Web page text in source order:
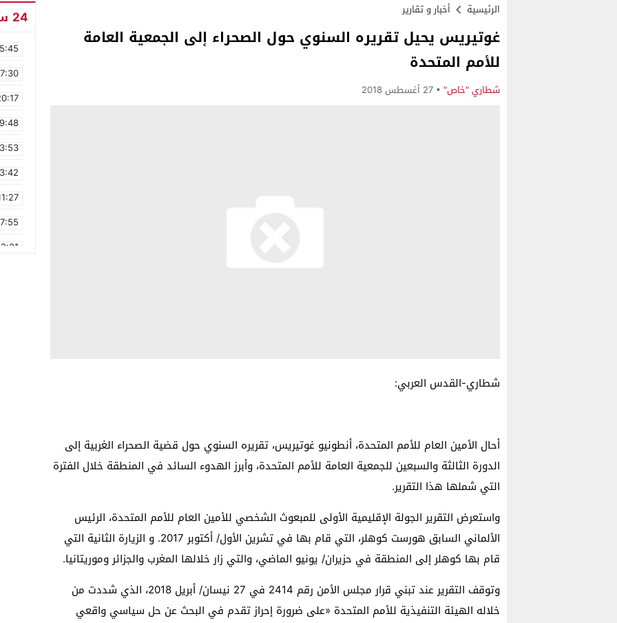
الرئيسية أخبار و تقارير
غوتيريس يحيل تقريره السنوي حول الصحراء إلى الجمعية العامة
للأمم المتحدة
شطاري "خاص" 27 أغسطس 2018
شطاري-القدس العربي:
أحال الأمين العام للأمم المتحدة، أنطونيو غوتيريس، تقريره السنوي حول قضية الصحراء الغربية إلى
الدورة الثالثة والسبعين للجمعية العامة للأمم المتحدة، وأبرز الهدوء السائد في المنطقة خلال الفترة
التي شملها هذا التقرير.
واستعرض التقرير الجولة الإقليمية الأولى للمبعوث الشخصي للأمين العام للأمم المتحدة، الرئيس
الألماني السابق هورست كوهلر، التي قام بها في تشرين الأول/ أكتوبر 2017. و الزيارة الثانية التي
قام بها كوهلر إلى المنطقة في حزيران/ يونيو الماضي، والتي زار خلالها المغرب والجزائر وموريتانيا.
وتوقف التقرير عند تبني قرار مجلس الأمن رقم 2414 في 27 نيسان/ أبريل 2018، الذي شددت من
خلاله الهيئة التنفيذية للأمم المتحدة «على ضرورة إحراز تقدم في البحث عن حل سياسي واقعي
24 ساعة